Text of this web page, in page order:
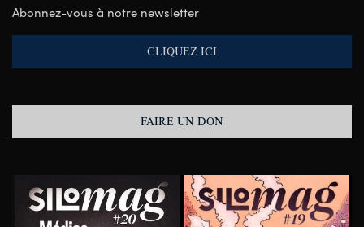
Abonnez-vous à notre newsletter
CLIQUEZ ICI
FAIRE UN DON